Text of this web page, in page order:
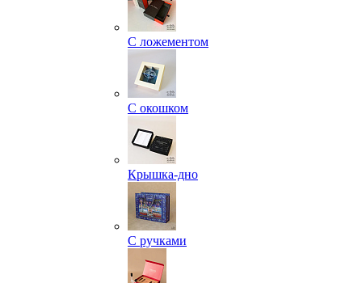
С ложементом
С окошком
Крышка-дно
С ручками